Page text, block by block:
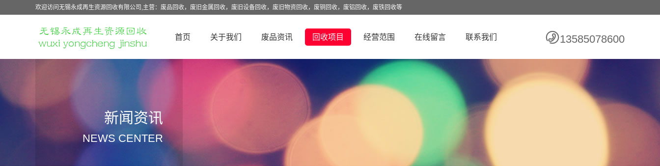
欢迎访问无锡永成再生资源回收有限公司,主营：废品回收，废旧金属回收，废旧设备回收，废旧物资回收，废铜回收，废铝回收，废铁回收等
13585078600
首页 关于我们 废品资讯 回收项目 经营范围 在线留言 联系我们
新闻资讯
NEWS CENTER